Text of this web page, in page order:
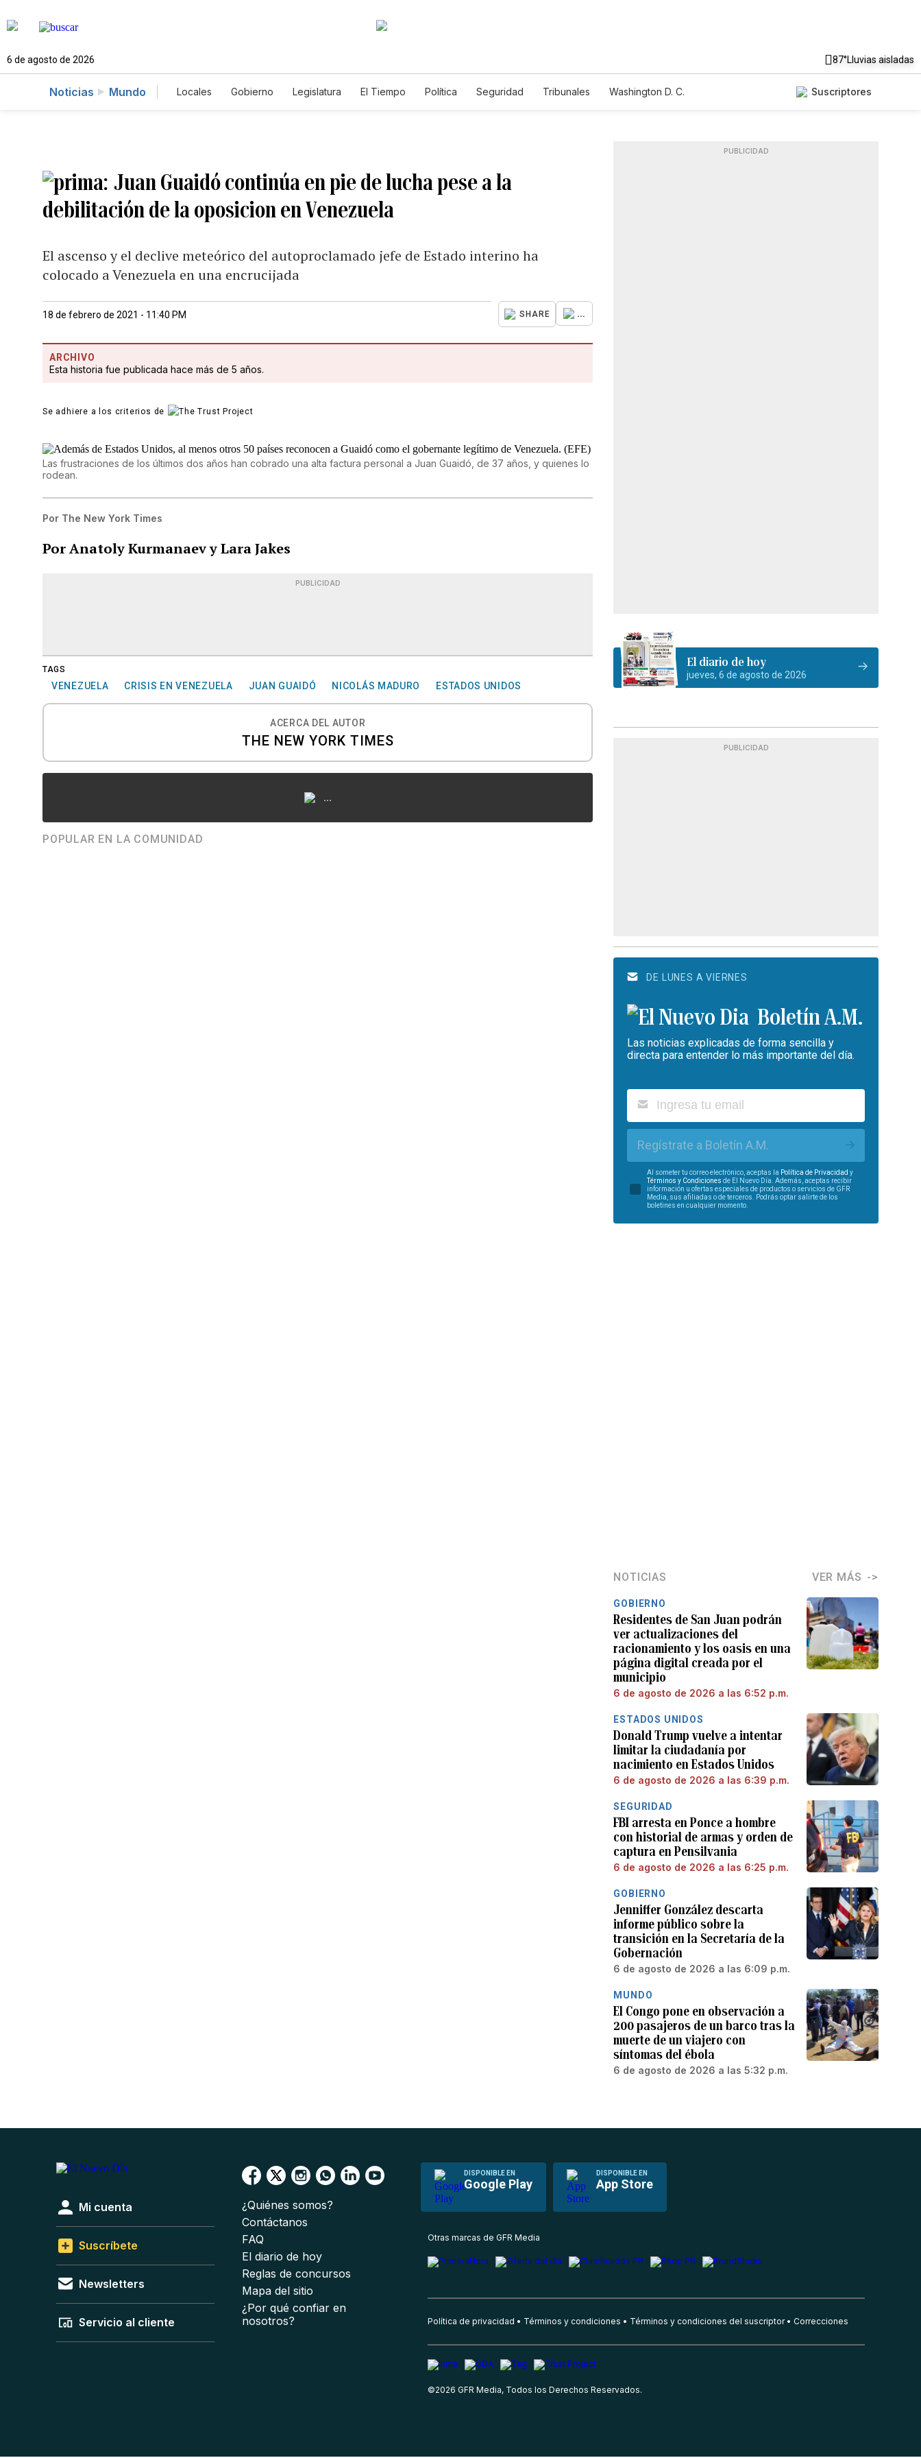
6 de agosto de 2026 87°Lluvias aisladas
Noticias Mundo Locales Gobierno Legislatura El Tiempo Política Seguridad Tribunales
Washington D. C.
Suscriptores
Juan Guaidó continúa en pie de lucha pese a la
debilitación de la oposicion en Venezuela
El ascenso y el declive meteórico del autoproclamado jefe de Estado interino ha
colocado a Venezuela en una encrucijada
18 de febrero de 2021 - 11:40 PM SHARE ...
ARCHIVO
Esta historia fue publicada hace más de 5 años.
Se adhiere a los criterios de
Las frustraciones de los últimos dos años han cobrado una alta factura personal a Juan Guaidó, de 37 años, y quienes lo
rodean.
Por The New York Times
Por Anatoly Kurmanaev y Lara Jakes
PUBLICIDAD
TAGS
VENEZUELA CRISIS EN VENEZUELA JUAN GUAIDÓ NICOLÁS MADURO ESTADOS UNIDOS
ACERCA DEL AUTOR
THE NEW YORK TIMES
...
POPULAR EN LA COMUNIDAD
PUBLICIDAD
El diario de hoy
jueves, 6 de agosto de 2026
PUBLICIDAD
DE LUNES A VIERNES
Boletín A.M.
Las noticias explicadas de forma sencilla y
directa para entender lo más importante del día.
Regístrate a Boletín A.M.
Al someter tu correo electrónico, aceptas la Política de Privacidad y
Términos y Condiciones de El Nuevo Día. Además, aceptas recibir
información u ofertas especiales de productos o servicios de GFR
Media, sus afiliadas o de terceros. Podrás optar salirte de los
boletines en cualquier momento.
NOTICIAS VER MÁS
GOBIERNO
Residentes de San Juan podrán
ver actualizaciones del
racionamiento y los oasis en una
página digital creada por el
municipio
6 de agosto de 2026 a las 6:52 p.m.
ESTADOS UNIDOS
Donald Trump vuelve a intentar
limitar la ciudadanía por
nacimiento en Estados Unidos
6 de agosto de 2026 a las 6:39 p.m.
SEGURIDAD
FBI arresta en Ponce a hombre
con historial de armas y orden de
captura en Pensilvania
6 de agosto de 2026 a las 6:25 p.m.
GOBIERNO
Jenniffer González descarta
informe público sobre la
transición en la Secretaría de la
Gobernación
6 de agosto de 2026 a las 6:09 p.m.
MUNDO
El Congo pone en observación a
200 pasajeros de un barco tras la
muerte de un viajero con
síntomas del ébola
6 de agosto de 2026 a las 5:32 p.m.
DISPONIBLE EN
Google Play
DISPONIBLE EN
App Store
Mi cuenta
Suscríbete
Newsletters
Servicio al cliente
¿Quiénes somos?
Contáctanos
FAQ
El diario de hoy
Reglas de concursos
Mapa del sitio
¿Por qué confiar en
nosotros?
Otras marcas de GFR Media
Política de privacidad Términos y condiciones Términos y condiciones del suscriptor Correcciones
©2026 GFR Media, Todos los Derechos Reservados.